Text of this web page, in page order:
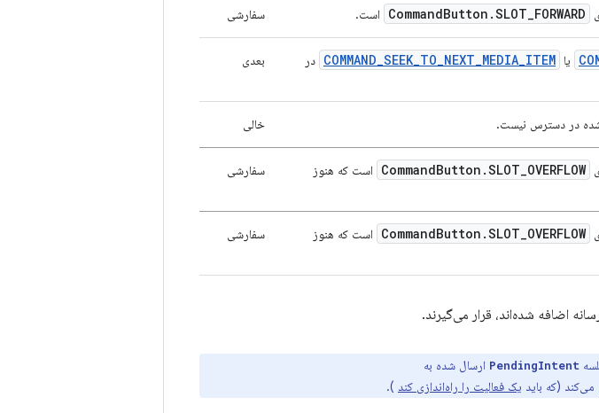
CommandButton .SLOT FORWARD است. سفارشی
یا COMMAND_SEEK_TO_NEXT_MEDIA_ITEM در
بعدی
شده در دسترس نیست. خالی
CommandButton .SLOT OVERFLOW
است که هنوز
سفارشی
CommandButton .SLOT OVERFLOW
است که هنوز
سفارشی
اضافه شده‌اند، قرار می‌گیرند.
PendingIntent ارسال شده به
می‌کند (که باید یک فعالیت را راه‌اندازی کند ).